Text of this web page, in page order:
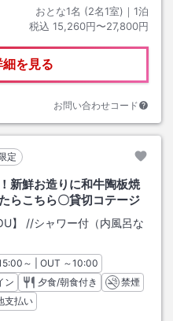
おとな1名 (2名1室)｜ 1泊
税込 15,260円〜27,800円
を見る
お問い合わせコード
定
新鮮お造りに和牛陶板焼
らこちら〇貸切コテージ
】 //シャワー付（内風呂な
ェックイン
～ | OUT チェックアウト
～10:00
ン
夕食/朝食付き
禁煙
支払い